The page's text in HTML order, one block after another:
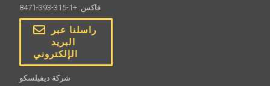
فاكس: +1-315-393-8471
راسلنا عبر
البريد
الإلكتروني
شركة ديفيلسكو